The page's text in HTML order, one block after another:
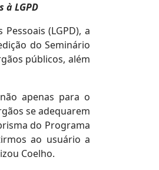
LGPD
(LGPD), a
do Seminário
públicos, além
apenas para o
se adequarem
do Programa
ao usuário a
Coelho.